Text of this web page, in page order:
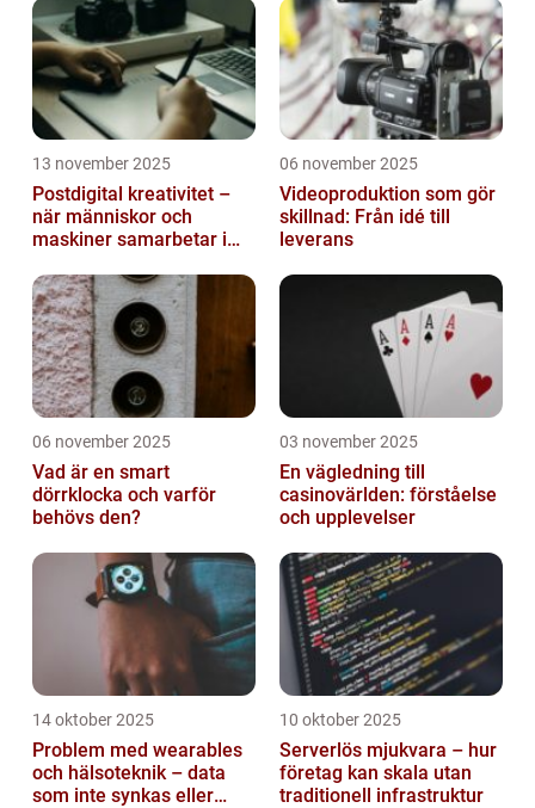
13 november 2025
Postdigital kreativitet –
när människor och
maskiner samarbetar i
06 november 2025
Videoproduktion som gör
skillnad: Från idé till
leverans
06 november 2025
Vad är en smart
dörrklocka och varför
behövs den?
03 november 2025
En vägledning till
casinovärlden: förståelse
och upplevelser
14 oktober 2025
Problem med wearables
och hälsoteknik – data
som inte synkas eller
10 oktober 2025
Serverlös mjukvara – hur
företag kan skala utan
traditionell infrastruktur